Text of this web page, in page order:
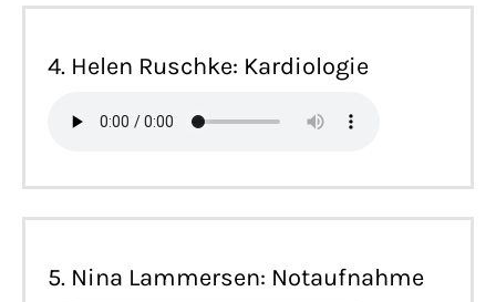
4. Helen Ruschke: Kardiologie
5. Nina Lammersen: Notaufnahme